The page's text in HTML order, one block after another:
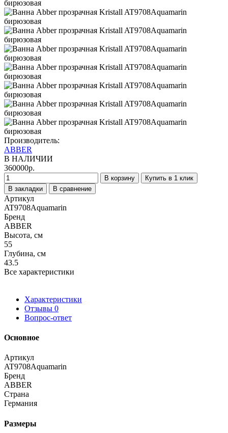
Производитель:
ABBER
В НАЛИЧИИ
360000р.
В корзину
Купить в 1 клик
В закладки
В сравнение
Артикул
AT9708Aquamarin
Бренд
ABBER
Высота, см
55
Глубина, см
43.5
Все характеристики
Характеристики
Отзывы 0
Вопрос-ответ
Основное
Артикул
AT9708Aquamarin
Бренд
ABBER
Страна
Германия
Размеры